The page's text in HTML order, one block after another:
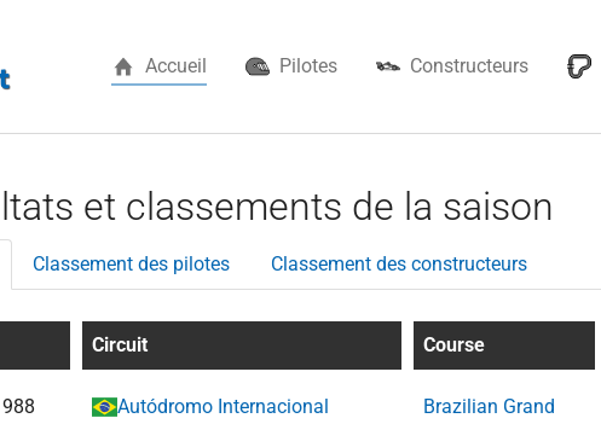
Accueil Pilotes Constructeurs
et classements de la saison
Classement des pilotes Classement des constructeurs
Circuit Course
Autódromo Internacional
Brazilian Grand